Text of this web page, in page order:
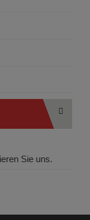
Sie uns.